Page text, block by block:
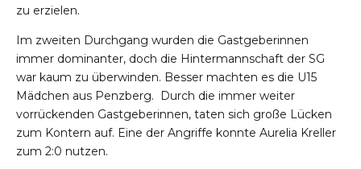
zu erzielen.
Im zweiten Durchgang wurden die Gastgeberinnen
immer dominanter, doch die Hintermannschaft der SG
war kaum zu überwinden. Besser machten es die U15
Mädchen aus Penzberg. Durch die immer weiter
vorrückenden Gastgeberinnen, taten sich große Lücken
zum Kontern auf. Eine der Angriffe konnte Aurelia Kreller
zum 2:0 nutzen.